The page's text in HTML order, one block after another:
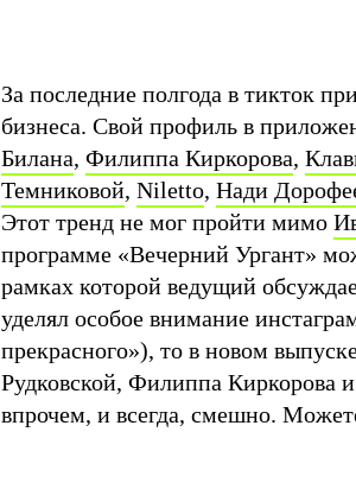
За последние полгода в тикток
бизнеса. Свой профиль в
Билана, Филиппа Киркорова,
Темниковой, Niletto, Нади
Этот тренд не мог пройти мимо
программе «Вечерний Ургант»
рамках которой ведущий
уделял особое внимание
прекрасного»), то в новом
Рудковской, Филиппа Киркорова и
впрочем, и всегда, смешно.